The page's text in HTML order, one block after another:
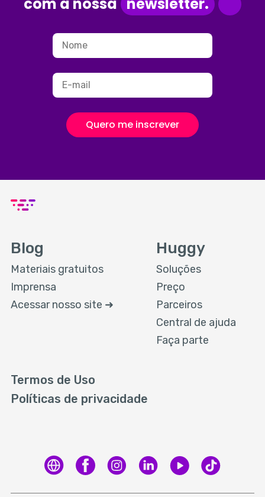
Quero me inscrever
Blog
Materiais gratuitos
Imprensa
Acessar nosso site ➜
Huggy
Soluções
Preço
Parceiros
Central de ajuda
Faça parte
Termos de Uso
Políticas de privacidade